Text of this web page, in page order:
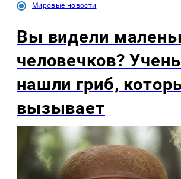
Мировые новости
Вы видели
человечков?
нашли гриб,
вызывает